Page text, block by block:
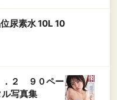
尿素水 10L 10
２ ９０ペー
写真集